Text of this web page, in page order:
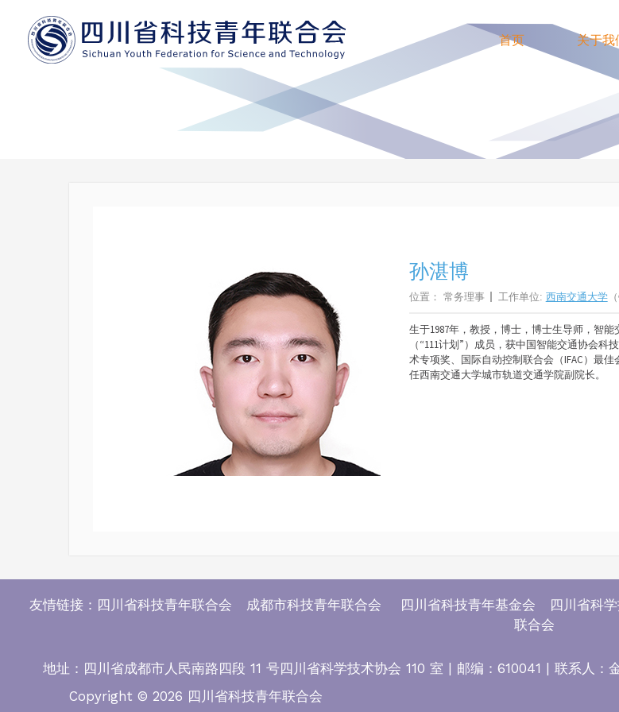
首页 关于我
孙湛博
位置： 常务理事 工作单位: 西南交通大学
生于1987年，教授，博士，博士生导师，智
（“111计划”）成员，获中国智能交通协会
术专项奖、国际自动控制联合会（IFAC）最
任西南交通大学城市轨道交通学院副院长。
友情链接：四川省科技青年联合会 成都市科技青年联合会 四川省科技青年基金会 四川省
联合会
地址：四川省成都市人民南路四段 11 号四川省科学技术协会 110 室 | 邮编：610041 | 联系人
Copyright © 2026 四川省科技青年联合会